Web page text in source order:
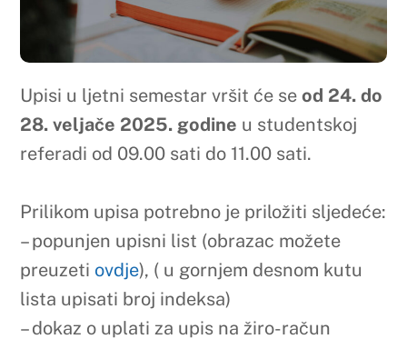
referadi od 09.00 sati do 11.00 sati.
Prilikom upisa potrebno je priložiti sljedeće:
preuzeti ovdje), ( u gornjem desnom kutu
lista upisati broj indeksa)
– dokaz o uplati za upis na žiro-račun
semestar i godinu studija koju upisuju.
Studij farmacije
Studenti koji studiraju uz potporu
Ministarstva trebaju donijeti dokaz o uplati
200,00 KM za upis u ljetni semestar.